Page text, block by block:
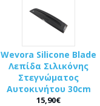
Wevora Silicone Blade
Λεπίδα Σιλικόνης
Στεγνώματος
Αυτοκινήτου 30cm
15,90€